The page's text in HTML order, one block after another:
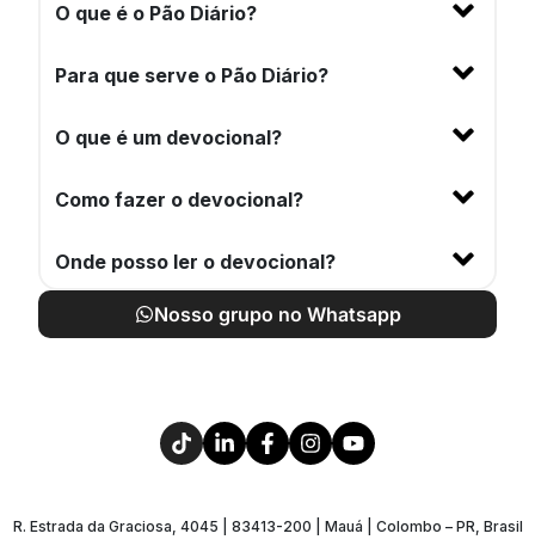
O que é o Pão Diário?
Para que serve o Pão Diário?
O que é um devocional?
Como fazer o devocional?
Onde posso ler o devocional?
Nosso grupo no Whatsapp
R. Estrada da Graciosa, 4045 | 83413-200 | Mauá | Colombo – PR, Brasil